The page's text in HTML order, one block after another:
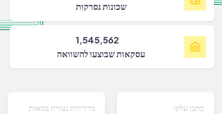
שכונות נסרקות
1,545,562
עסקאות שבוצעו להשוואה
מדדירות נעזרת במאות
כתבו עלינו